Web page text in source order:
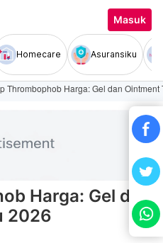
Masuk
Homecare Asuransiku
Thrombophob Harga: Gel dan Ointment
Harga: Gel dan
2026